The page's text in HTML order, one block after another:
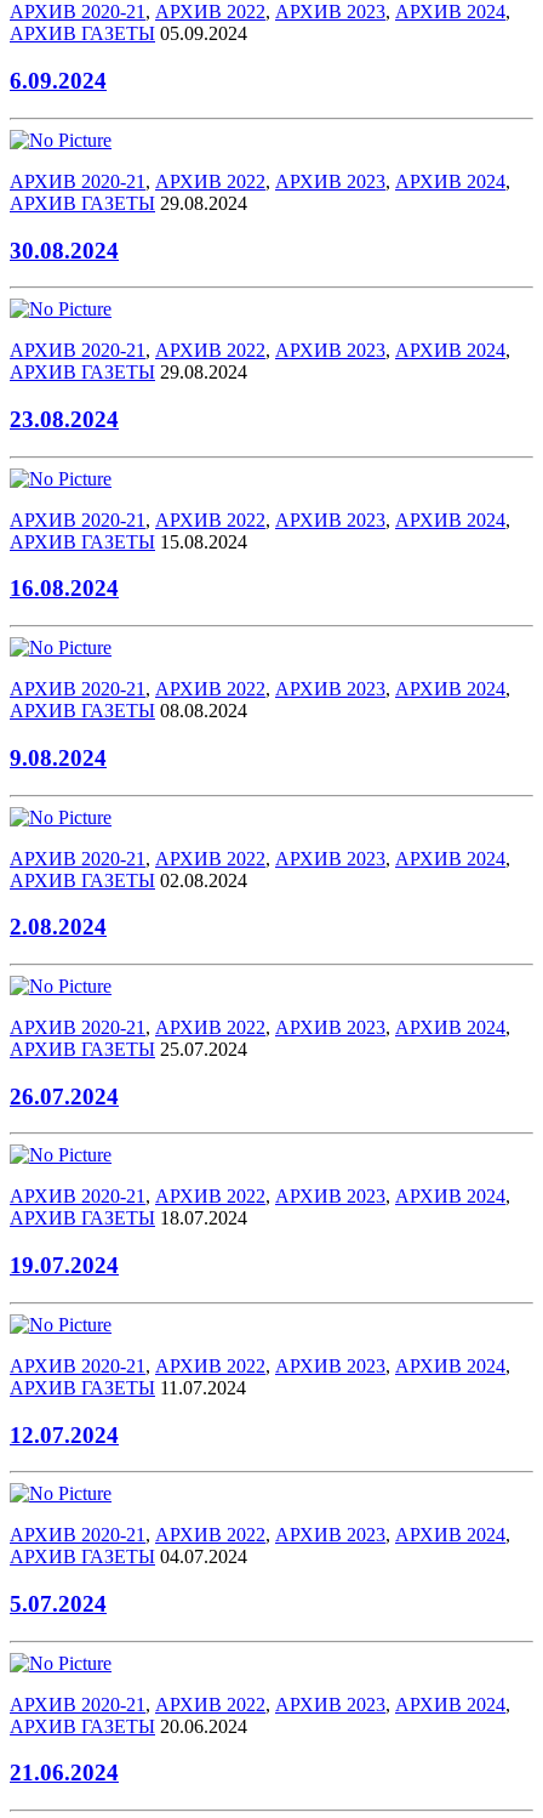
АРХИВ 2020-21 , АРХИВ 2022, АРХИВ 2023, АРХИВ 2024,
АРХИВ ГАЗЕТЫ 05.09.2024
6.09.2024
АРХИВ 2020-21 , АРХИВ 2022, АРХИВ 2023, АРХИВ 2024,
АРХИВ ГАЗЕТЫ 29.08.2024
30.08.2024
АРХИВ 2020-21 , АРХИВ 2022, АРХИВ 2023, АРХИВ 2024,
АРХИВ ГАЗЕТЫ 29.08.2024
23.08.2024
АРХИВ 2020-21 , АРХИВ 2022, АРХИВ 2023, АРХИВ 2024,
АРХИВ ГАЗЕТЫ 15.08.2024
16.08.2024
АРХИВ 2020-21 , АРХИВ 2022, АРХИВ 2023, АРХИВ 2024,
АРХИВ ГАЗЕТЫ 08.08.2024
9.08.2024
АРХИВ 2020-21 , АРХИВ 2022, АРХИВ 2023, АРХИВ 2024,
АРХИВ ГАЗЕТЫ 02.08.2024
2.08.2024
АРХИВ 2020-21 , АРХИВ 2022, АРХИВ 2023, АРХИВ 2024,
АРХИВ ГАЗЕТЫ 25.07.2024
26.07.2024
АРХИВ 2020-21, АРХИВ 2022, АРХИВ 2023, АРХИВ 2024,
АРХИВ ГАЗЕТЫ 18.07.2024
19.07.2024
АРХИВ 2020-21 , АРХИВ 2022, АРХИВ 2023, АРХИВ 2024,
АРХИВ ГАЗЕТЫ 11.07.2024
12.07.2024
АРХИВ 2020-21 , АРХИВ 2022, АРХИВ 2023, АРХИВ 2024,
АРХИВ ГАЗЕТЫ 04.07.2024
5.07.2024
АРХИВ 2020-21 , АРХИВ 2022, АРХИВ 2023, АРХИВ 2024,
АРХИВ ГАЗЕТЫ 20.06.2024
21.06.2024